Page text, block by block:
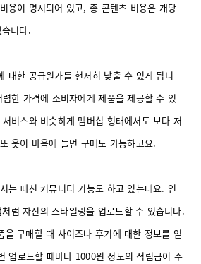
용이 명시되어 있고, 총 콘텐츠 비용은 개당
니다.
대한 공급원가를 현저히 낮출 수 있게 됩니
한 가격에 소비자에게 제품을 제공할 수 있
비스와 비슷하게 멤버십 형태에서도 보다 저
옷이 마음에 들면 구매도 가능하고요.
는 패션 커뮤니티 기능도 하고 있는데요. 인
럼 자신의 스타일링을 업로드할 수 있습니다.
을 구매할 때 사이즈나 후기에 대한 정보를 얻
업로드할 때마다 1000원 정도의 적립금이 주